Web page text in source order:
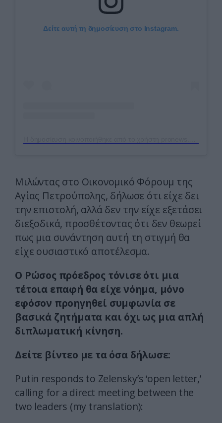
Δείτε αυτή τη δημοσίευση στο Instagram.
Μιλώντας στο Οικονομικό Φόρουμ της
Αγίας Πετρούπολης, δήλωσε ότι είχε δει
την επιστολή, αλλά δεν την είχε εξετάσει
διεξοδικά, προσθέτοντας ότι δεν θεωρεί
πως μια συνάντηση αυτή τη στιγμή θα
είχε ουσιαστικό αποτέλεσμα.
Ο Ρώσος πρόεδρος τόνισε ότι μια
τέτοια επαφή θα είχε νόημα, μόνο
εφόσον προηγηθεί συμφωνία σε
βασικά ζητήματα και όχι ως μια απλή
διπλωματική κίνηση.
Δείτε βίντεο με τα όσα δήλωσε:
Putin responds to Zelensky’s ‘open letter,’
calling for a direct meeting between the
two leaders (my translation):